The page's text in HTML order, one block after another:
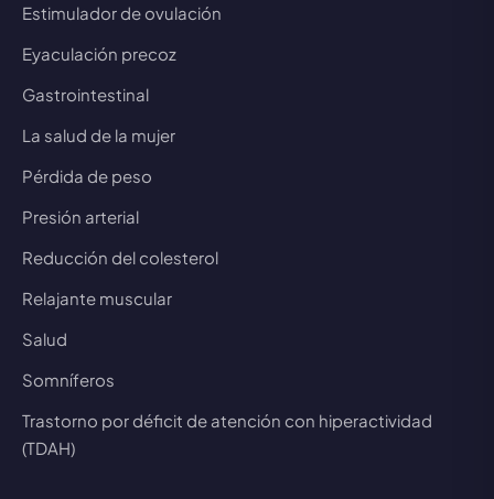
Estimulador de ovulación
Eyaculación precoz
Gastrointestinal
La salud de la mujer
Pérdida de peso
Presión arterial
Reducción del colesterol
Relajante muscular
Salud
Somníferos
Trastorno por déficit de atención con hiperactividad
(TDAH)